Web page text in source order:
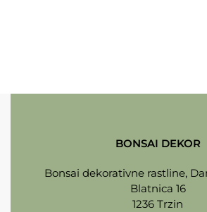
BONSAI DEKOR
Bonsai dekorativne rastline,
Blatnica 16
1236 Trzin